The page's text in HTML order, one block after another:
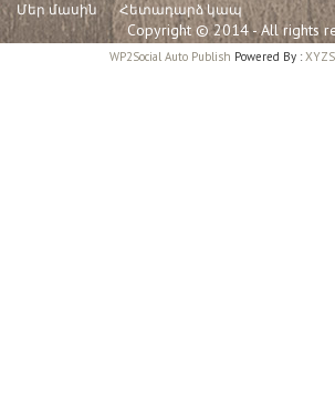
Մեր մասին Հետադարձ կապ
Copyright © 2014 - All rights
WP2Social Auto Publish Powered By :